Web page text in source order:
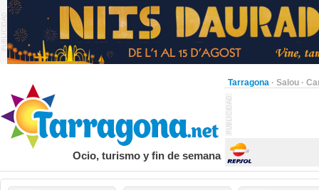
Tarragona · Salou ·
Ocio, turismo y fin de semana